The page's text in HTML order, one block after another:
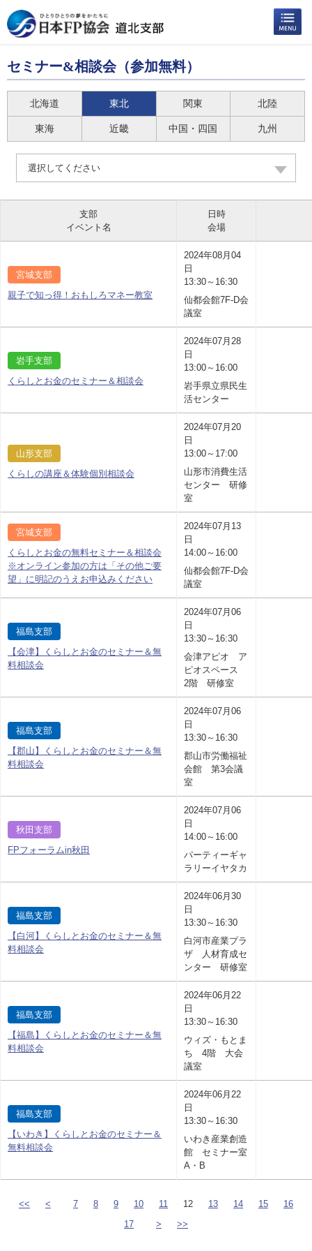
セミナー&相談会（参加無料）
北海道 東北 関東 北陸
東海 近畿 中国・四国 九州
選択してください
支部
イベント名
日時
会場
宮城支部
親子で知っ得！おもしろマネー教室
2024年08月04
日
13:30～16:30
仙都会館7F-D会
議室
岩手支部
くらしとお金のセミナー＆相談会
2024年07月28
日
13:00～16:00
岩手県立県民生
活センター
山形支部
くらしの講座＆体験個別相談会
2024年07月20
日
13:00～17:00
山形市消費生活
センター 研修
室
宮城支部
くらしとお金の無料セミナー＆相談会
※オンライン参加の方は「その他ご要
望」に明記のうえお申込みください
2024年07月13
日
14:00～16:00
仙都会館7F-D会
議室
福島支部
【会津】くらしとお金のセミナー＆無
料相談会
2024年07月06
日
13:30～16:30
会津アピオ ア
ピオスペース
2階 研修室
福島支部
【郡山】くらしとお金のセミナー＆無
料相談会
2024年07月06
日
13:30～16:30
郡山市労働福祉
会館 第3会議
室
秋田支部
FPフォーラムin秋田
2024年07月06
日
14:00～16:00
パーティーギャ
ラリーイヤタカ
福島支部
【白河】くらしとお金のセミナー＆無
料相談会
2024年06月30
日
13:30～16:30
白河市産業プラ
ザ 人材育成セ
ンター 研修室
福島支部
【福島】くらしとお金のセミナー＆無
料相談会
2024年06月22
日
13:30～16:30
ウィズ・もとま
ち 4階 大会
議室
福島支部
【いわき】くらしとお金のセミナー＆
無料相談会
2024年06月22
日
13:30～16:30
いわき産業創造
館 セミナー室
A・B
<< < 7 8 9 10 11 12 13 14 15
16
17
> >>